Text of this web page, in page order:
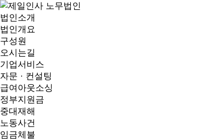
법인소개
법인개요
구성원
오시는길
기업서비스
자문 · 컨설팅
급여아웃소싱
정부지원금
중대재해
노동사건
임금체불